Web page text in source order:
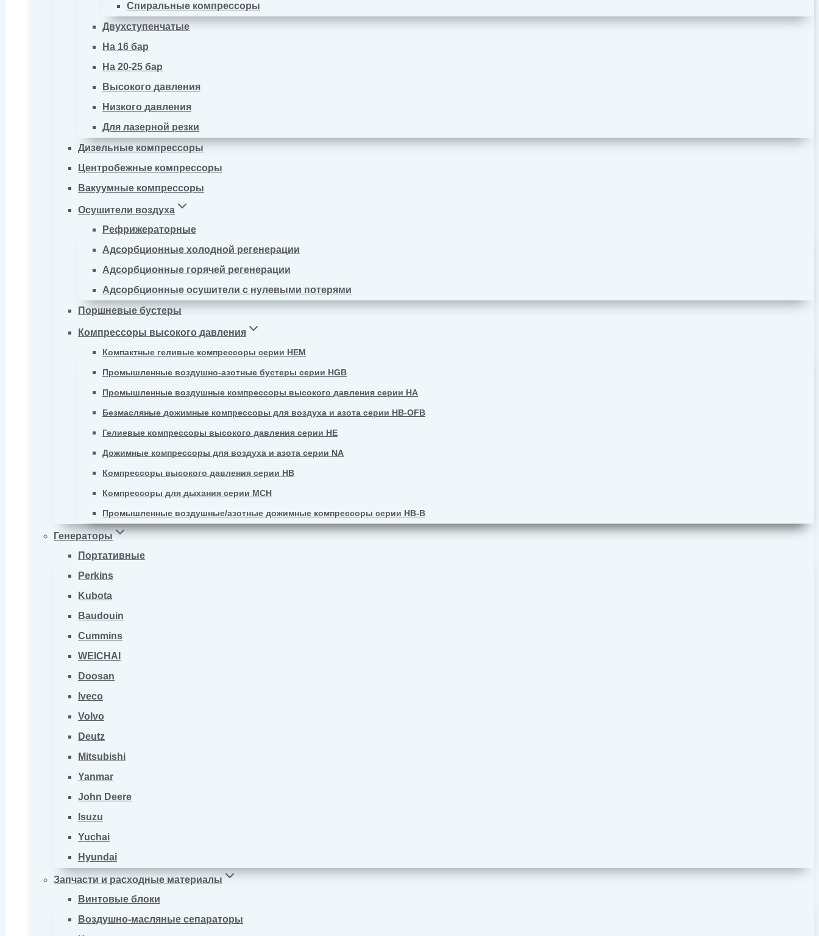
Спиральные компрессоры
Двухступенчатые
На 16 бар
На 20-25 бар
Высокого давления
Низкого давления
Для лазерной резки
Дизельные компрессоры
Центробежные компрессоры
Вакуумные компрессоры
Осушители воздуха
Рефрижераторные
Адсорбционные холодной регенерации
Адсорбционные горячей регенерации
Адсорбционные осушители с нулевыми потерями
Поршневые бустеры
Компрессоры высокого давления
Компактные геливые компрессоры серии HEM
Промышленные воздушно-азотные бустеры серии HGB
Промышленные воздушные компрессоры высокого давления серии HA
Безмасляные дожимные компрессоры для воздуха и азота серии HB-OFB
Гелиевые компрессоры высокого давления серии HE
Дожимные компрессоры для воздуха и азота серии NA
Компрессоры высокого давления серии HB
Компрессоры для дыхания серии MCH
Промышленные воздушные/азотные дожимные компрессоры серии HB-B
Генераторы
Портативные
Perkins
Kubota
Baudouin
Cummins
WEICHAI
Doosan
Iveco
Volvo
Deutz
Mitsubishi
Yanmar
John Deere
Isuzu
Yuchai
Hyundai
Запчасти и расходные материалы
Винтовые блоки
Воздушно-масляные сепараторы